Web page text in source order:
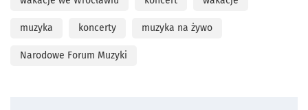
muzyka koncerty muzyka na żywo
Narodowe Forum Muzyki